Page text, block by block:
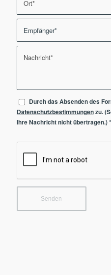
Durch das Absenden des
Datenschutzbestimmungenzu.
Ihre Nachricht nicht übertragen.)*